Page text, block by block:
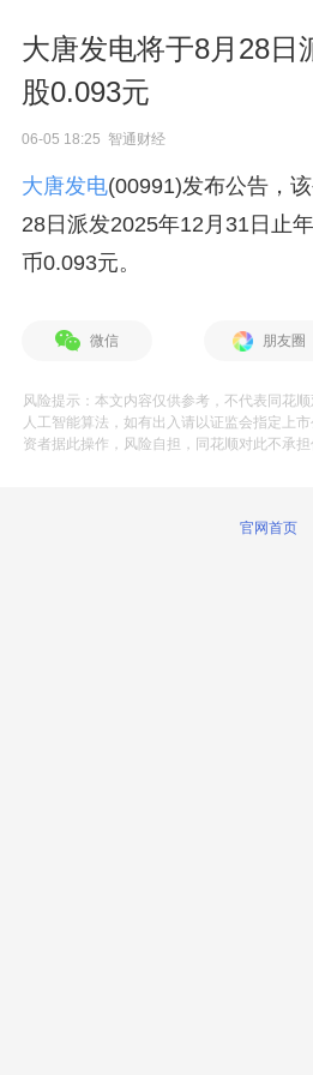
大唐发电将于8月28日
股0.093元
06-05 18:25 智通财经
大唐发电(00991)发布公告，
28日派发2025年12月31日止
币0.093元。
微信 朋友圈
风险提示：本文内容仅供参考，不代表同花
人工智能算法，如有出入请以证监会指定上
资者据此操作，风险自担，同花顺对此不承
官网首页